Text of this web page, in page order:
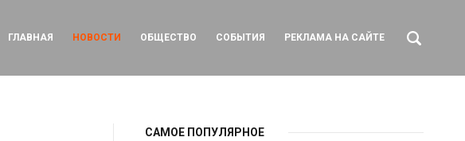
ГЛАВНАЯ НОВОСТИ ОБЩЕСТВО СОБЫТИЯ РЕКЛАМА НА САЙТЕ
САМОЕ ПОПУЛЯРНОЕ